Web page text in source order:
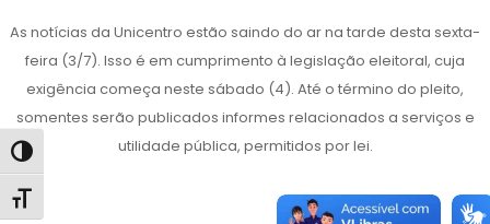
Alternar alto contraste
Alternar tamanho da fonte
As notícias da Unicentro estão saindo do ar na tarde desta sexta-
feira (3/7). Isso é em cumprimento à legislação eleitoral, cuja
exigência começa neste sábado (4). Até o término do pleito,
somentes serão publicados informes relacionados a serviços e
utilidade pública, permitidos por lei.